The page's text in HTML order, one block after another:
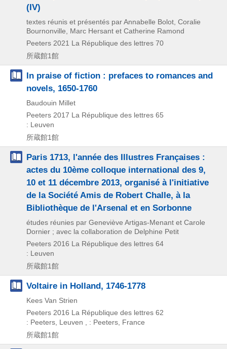
(IV)
textes réunis et présentés par Annabelle Bolot, Coralie
Bournonville, Marc Hersant et Catherine Ramond
Peeters 2021 La République des lettres 70
所蔵館1館
In praise of fiction : prefaces to romances and
novels, 1650-1760
Baudouin Millet
Peeters 2017 La République des lettres 65
: Leuven
所蔵館1館
Paris 1713, l'année des Illustres Françaises :
actes du 10ème colloque international des 9,
10 et 11 décembre 2013, organisé à l'initiative
de la Société Amis de Robert Challe, à la
Bibliothèque de l'Arsenal et en Sorbonne
études réunies par Geneviève Artigas-Menant et Carole
Dornier ; avec la collaboration de Delphine Petit
Peeters 2016 La République des lettres 64
: Leuven
所蔵館1館
Voltaire in Holland, 1746-1778
Kees Van Strien
Peeters 2016 La République des lettres 62
: Peeters, Leuven , : Peeters, France
所蔵館1館